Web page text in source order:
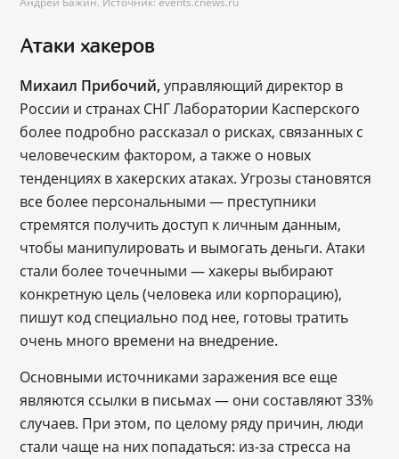
Атаки хакеров
Михаил Прибочий,управляющий директор в
России и странах СНГ Лаборатории Касперского
более подробно рассказал о рисках, связанных с
человеческим фактором, а также о новых
тенденциях в хакерских атаках. Угрозы становятся
все более персональными — преступники
стремятся получить доступ к личным данным,
чтобы манипулировать и вымогать деньги. Атаки
стали более точечными — хакеры выбирают
конкретную цель (человека или корпорацию),
пишут код специально под нее, готовы тратить
очень много времени на внедрение.
Основными источниками заражения все еще
являются ссылки в письмах — они составляют 33%
случаев. При этом, по целому ряду причин, люди
стали чаще на них попадаться: из-за стресса на